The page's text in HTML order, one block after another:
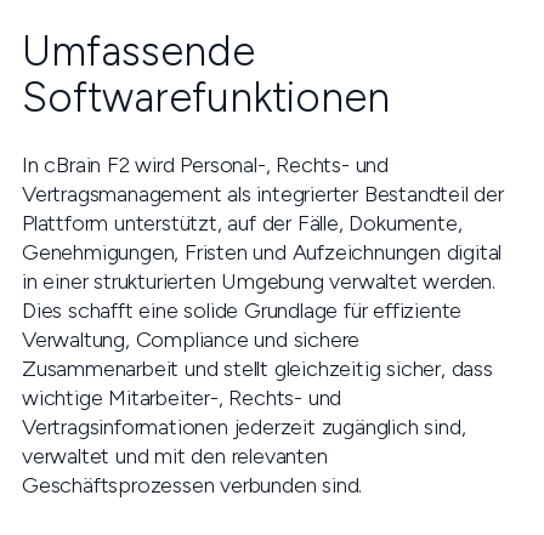
Umfassende
Softwarefunktionen
In cBrain F2 wird Personal-, Rechts- und
Vertragsmanagement als integrierter Bestandteil der
Plattform unterstützt, auf der Fälle, Dokumente,
Genehmigungen, Fristen und Aufzeichnungen digital
in einer strukturierten Umgebung verwaltet werden.
Dies schafft eine solide Grundlage für effiziente
Verwaltung, Compliance und sichere
Zusammenarbeit und stellt gleichzeitig sicher, dass
wichtige Mitarbeiter-, Rechts- und
Vertragsinformationen jederzeit zugänglich sind,
verwaltet und mit den relevanten
Geschäftsprozessen verbunden sind.